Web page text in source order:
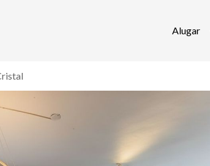
Alugar